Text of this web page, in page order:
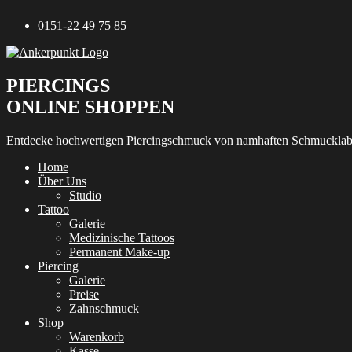
Inhalt
0151-22 49 75 85
PIERCINGS
ONLINE SHOPPEN
Entdecke hochwertigen Piercingschmuck von namhaften
Home
Über Uns
Studio
Tattoo
Galerie
Medizinische Tattoos
Permanent Make-up
Piercing
Galerie
Preise
Zahnschmuck
Shop
Warenkorb